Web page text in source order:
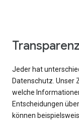
Jeder hat
Datenschutz. Unser
welche
Entscheidungen
können